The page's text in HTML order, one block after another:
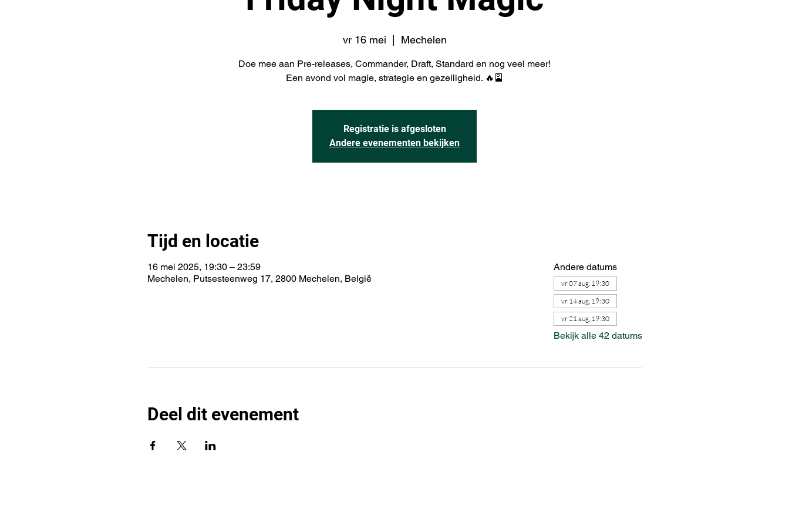
vr 16 mei
  |
Mechelen
Doe mee aan Pre-releases, Commander, Draft, Standard en nog veel meer!
Een avond vol magie, strategie en gezelligheid. 🔥🎴
Registratie is afgesloten
Andere evenementen bekijken
Tijd en locatie
16 mei 2025, 19:30 – 23:59
Mechelen, Putsesteenweg 17, 2800 Mechelen, België
Andere datums
vr 07 aug, 19:30
vr 14 aug, 19:30
vr 21 aug, 19:30
Bekijk alle 42 datums
Deel dit evenement